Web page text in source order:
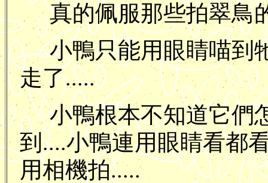
真的佩服那些拍翠鳥
小鴨只能用眼睛喵到
走了.....
小鴨根本不知道它們
到....小鴨連用眼睛看都
用相機拍.....